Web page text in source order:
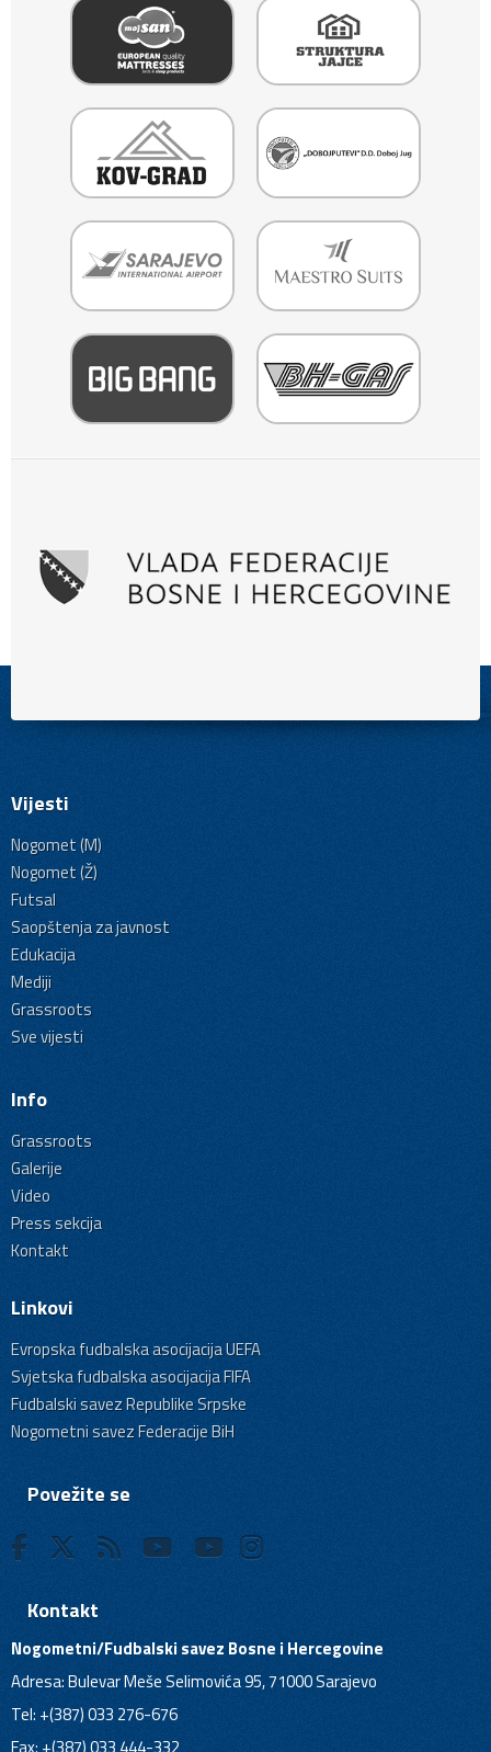
Vijesti
Nogomet (M)
Nogomet (Ž)
Futsal
Saopštenja za javnost
Edukacija
Mediji
Grassroots
Sve vijesti
Info
Grassroots
Galerije
Video
Press sekcija
Kontakt
Linkovi
Evropska fudbalska asocijacija UEFA
Svjetska fudbalska asocijacija FIFA
Fudbalski savez Republike Srpske
Nogometni savez Federacije BiH
Povežite se
Kontakt
Nogometni/Fudbalski savez Bosne i Hercegovine
Adresa: Bulevar Meše Selimovića 95, 71000 Sarajevo
Tel: +(387) 033 276-676